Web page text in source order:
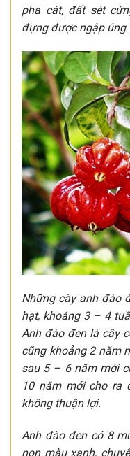
pha cát, đất sét
đựng được ngập úng
Những cây anh đào
hạt, khoảng 3 – 4
Anh đào đen là cây
cũng khoảng 2 năm
sau 5 – 6 năm mới
10 năm mới cho ra
không thuận lợi.
Anh đào đen có 8
non màu xanh,